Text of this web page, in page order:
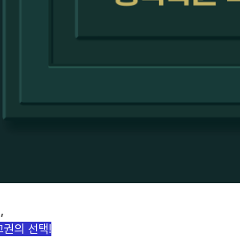
권의 선택!